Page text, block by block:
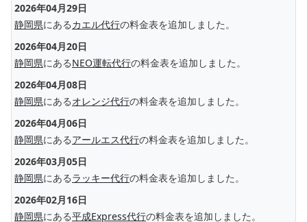
2026年04月29日
静岡県にあるカエル代行の料金表を追加しました。
2026年04月20日
静岡県にあるNEO運転代行の料金表を追加しました。
2026年04月08日
静岡県にあるオレンジ代行の料金表を追加しました。
2026年04月06日
静岡県にあるアールエス代行の料金表を追加しました。
2026年03月05日
静岡県にあるラッキー代行の料金表を追加しました。
2026年02月16日
静岡県にある平成Express代行の料金表を追加しました。